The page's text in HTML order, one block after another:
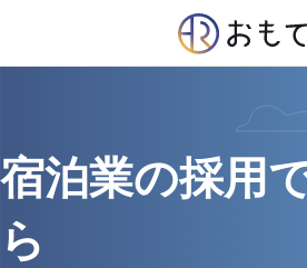
宿泊業の採用
ら